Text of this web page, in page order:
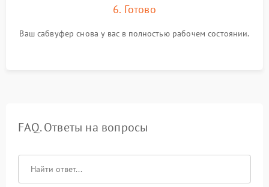
6. Готово
Ваш сабвуфер снова у вас в полностью рабочем состоянии.
FAQ. Ответы на вопросы